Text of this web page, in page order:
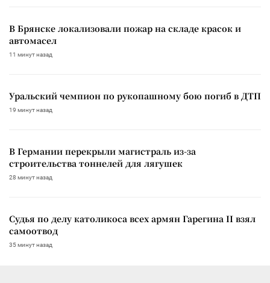
В Брянске локализовали пожар на складе красок и
автомасел
11 минут назад
Уральский чемпион по рукопашному бою погиб в ДТП
19 минут назад
В Германии перекрыли магистраль из-за
строительства тоннелей для лягушек
28 минут назад
Судья по делу католикоса всех армян Гарегина II взял
самоотвод
35 минут назад